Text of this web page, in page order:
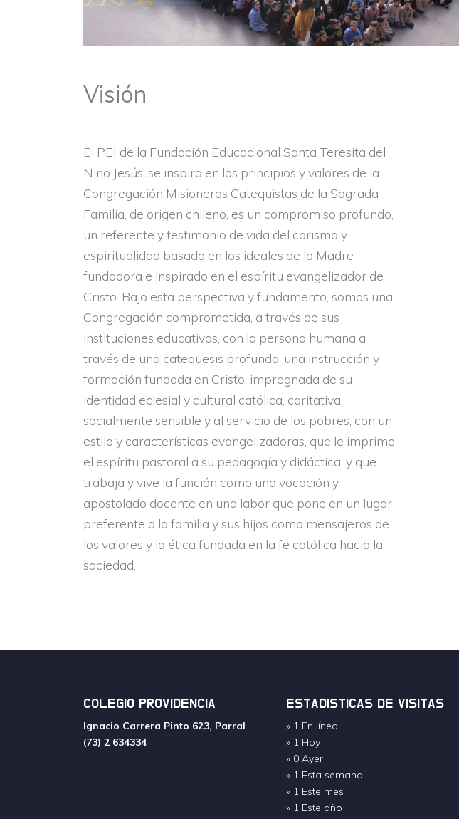
Visión
El PEI de la Fundación Educacional Santa Teresita del
Niño Jesús, se inspira en los principios y valores de la
Congregación Misioneras Catequistas de la Sagrada
Familia, de origen chileno, es un compromiso profundo,
un referente y testimonio de vida del carisma y
espiritualidad basado en los ideales de la Madre
fundadora e inspirado en el espíritu evangelizador de
Cristo. Bajo esta perspectiva y fundamento, somos una
Congregación comprometida, a través de sus
instituciones educativas, con la persona humana a
través de una catequesis profunda, una instrucción y
formación fundada en Cristo, impregnada de su
identidad eclesial y cultural católica, caritativa,
socialmente sensible y al servicio de los pobres, con un
estilo y características evangelizadoras, que le imprime
el espíritu pastoral a su pedagogía y didáctica, y que
trabaja y vive la función como una vocación y
apostolado docente en una labor que pone en un lugar
preferente a la familia y sus hijos como mensajeros de
los valores y la ética fundada en la fe católica hacia la
sociedad.
COLEGIO PROVIDENCIA
Ignacio Carrera Pinto 623, Parral
(73) 2 634334
ESTADISTICAS DE VISITAS
» 1 En línea
» 1 Hoy
» 0 Ayer
» 1 Esta semana
» 1 Este mes
» 1 Este año